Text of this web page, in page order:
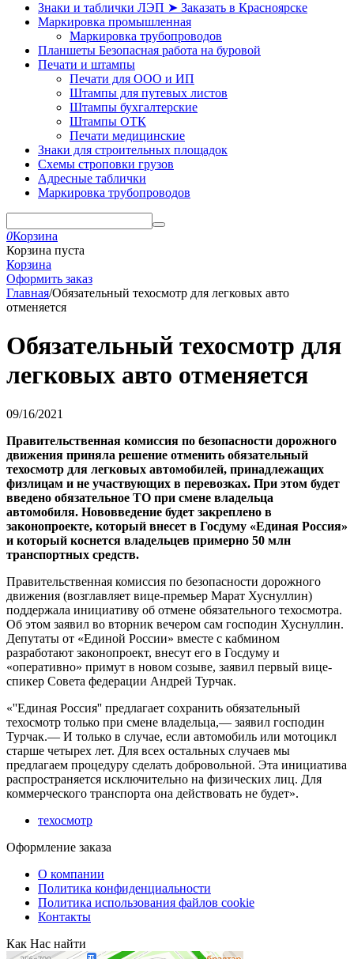
Знаки и таблички ЛЭП ➤ Заказать в Красноярске
Маркировка промышленная
Маркировка трубопроводов
Планшеты Безопасная работа на буровой
Печати и штампы
Печати для ООО и ИП
Штампы для путевых листов
Штампы бухгалтерские
Штампы ОТК
Печати медицинские
Знаки для строительных площадок
Схемы строповки грузов
Адресные таблички
Маркировка трубопроводов
0Корзина
Корзина пуста
Корзина
Оформить заказ
Главная/Обязательный техосмотр для легковых авто
отменяется
Обязательный техосмотр для
легковых авто отменяется
09/16/2021
Правительственная комиссия по безопасности дорожного
движения приняла решение отменить обязательный
техосмотр для легковых автомобилей, принадлежащих
физлицам и не участвующих в перевозках. При этом будет
введено обязательное ТО при смене владельца
автомобиля. Нововведение будет закреплено в
законопроекте, который внесет в Госдуму «Единая Россия»
и который коснется владельцев примерно 50 млн
транспортных средств.
Правительственная комиссия по безопасности дорожного
движения (возглавляет вице-премьер Марат Хуснуллин)
поддержала инициативу об отмене обязательного техосмотра.
Об этом заявил во вторник вечером сам господин Хуснуллин.
Депутаты от «Единой России» вместе с кабмином
разработают законопроект, внесут его в Госдуму и
«оперативно» примут в новом созыве, заявил первый вице-
спикер Совета федерации Андрей Турчак.
«''Единая Россия'' предлагает сохранить обязательный
техосмотр только при смене владельца,— заявил господин
Турчак.— И только в случае, если автомобиль или мотоцикл
старше четырех лет. Для всех остальных случаев мы
предлагаем процедуру сделать добровольной. Эта инициатива
распространяется исключительно на физических лиц. Для
коммерческого транспорта она действовать не будет».
техосмотр
Оформление заказа
О компании
Политика конфиденциальности
Политика использования файлов cookie
Контакты
Как Нас найти